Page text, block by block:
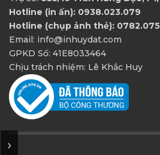
Hotline (in ấn): 0938.023.079
Hotline (chụp ảnh thẻ):
Email: info@inhuydat.com
GPKD Số: 41E8033464
Chịu trách nhiệm: Lê Khắc Huy